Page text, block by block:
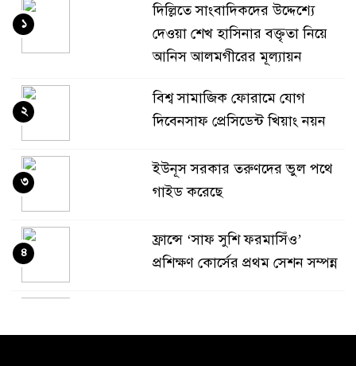
দিল্লিতে সাংবাদিকদের উদ্দেশ্যে
দেওয়া শেখ হাসিনার বক্তৃতা নিয়ে
আনিস আলমগীরের মূল্যায়ন
১
বিশ্ব সামাজিক ফোরামে যোগ
দিবেনসাফ প্রেসিডেন্ট খিয়াং নয়ন
২
ইউনূস সরকার তরুণদের ভুল পথে
গাইড করেছে
৩
ফ্রান্সে ‘সাফ সুশি ফরমাসিঁও’
প্রশিক্ষণ কোর্সের প্রথম সেশন সম্পন্ন
৪
বাংলাদেশের হৃদপিণ্ড…শাহ আলম